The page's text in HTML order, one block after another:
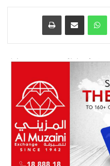
واتساب مشاركة عبر البريد طباعة